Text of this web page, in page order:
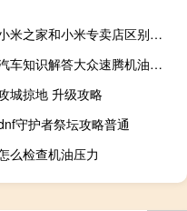
小米之家和小米专卖店区别（小米之家）
汽车知识解答大众速腾机油多久换一次？
城掠地 升级攻略
守护者祭坛攻略普通
么检查机油压力